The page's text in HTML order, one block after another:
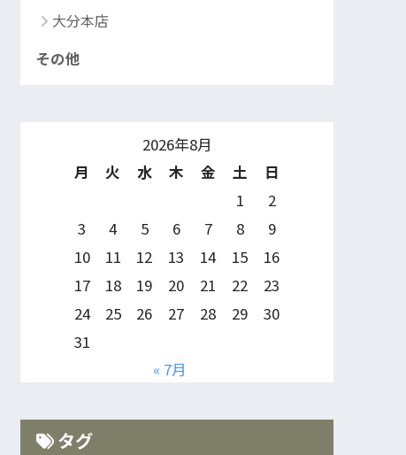
大分本店
その他
2026年8月
月
火 水 木 金 土
日
1
2
3
4 5 6 7 8
9
10
11 12 13 14 15
16
17
18 19 20 21 22
23
24
25 26 27 28 29
30
31
« 7月
タグ